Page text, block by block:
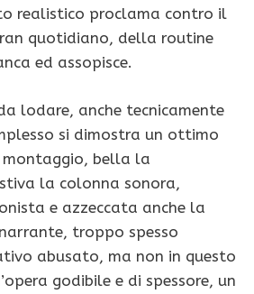
realistico proclama contro il
quotidiano, della routine
ed assopisce.
lodare, anche tecnicamente
si dimostra un ottimo
bella la
la colonna sonora,
e azzeccata anche la
troppo spesso
abusato, ma non in questo
godibile e di spessore, un